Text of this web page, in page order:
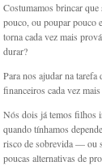
Costumamos brincar
pouco, ou poupar pouco
torna cada vez mais
durar?
Para nos ajudar na tarefa
financeiros cada vez
Nós dois já temos filhos
quando tínhamos
risco de sobrevida — ou
poucas alternativas de